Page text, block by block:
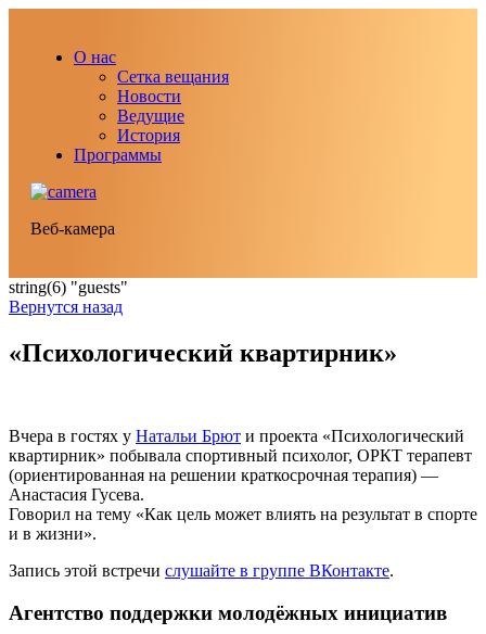
О нас
Сетка вещания
Новости
Ведущие
История
Программы
Веб-камера
string(6) "guests"
Вернутся назад
«Психологический квартирник»
Вчера в гостях у Натальи Брют и проекта «Психологический
квартирник» побывала спортивный психолог, ОРКТ терапевт
(ориентированная на решении краткосрочная терапия) —
Анастасия Гусева.
Говорил на тему «Как цель может влиять на результат в спорте
и в жизни».
Запись этой встречи слушайте в группе ВКонтакте.
Агентство поддержки молодёжных инициатив